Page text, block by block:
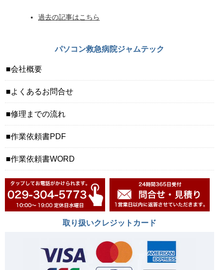
過去の記事はこちら
パソコン救急病院ジャムテック
会社概要
よくあるお問合せ
修理までの流れ
作業依頼書PDF
作業依頼書WORD
取り扱いクレジットカード